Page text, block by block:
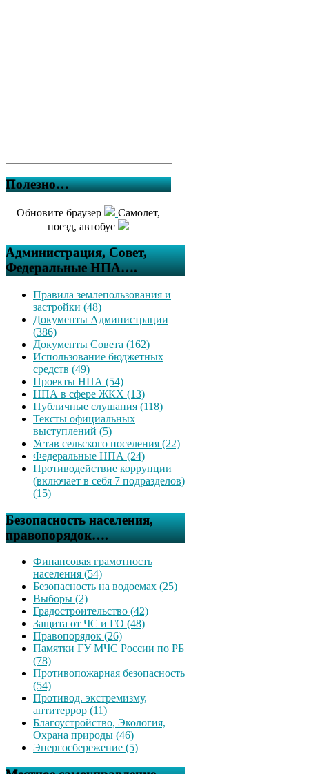
Полезно…
Обновите браузер
Самолет,
поезд, автобус
Администрация, Совет,
Федеральные НПА….
Правила землепользования и
застройки (48)
Документы Администрации
(386)
Документы Совета (162)
Использование бюджетных
средств (49)
Проекты НПА (54)
НПА в сфере ЖКХ (13)
Публичные слушания (118)
Тексты официальных
выступлений (5)
Устав сельского поселения (22)
Федеральные НПА (24)
Противодействие коррупции
(включает в себя 7 подразделов)
(15)
Безопасность населения,
правопорядок….
Финансовая грамотность
населения (54)
Безопасность на водоемах (25)
Выборы (2)
Градостроительство (42)
Защита от ЧС и ГО (48)
Правопорядок (26)
Памятки ГУ МЧС России по РБ
(78)
Противопожарная безопасность
(54)
Противод. экстремизму,
антитеррор (11)
Благоустройство, Экология,
Охрана природы (46)
Энергосбережение (5)